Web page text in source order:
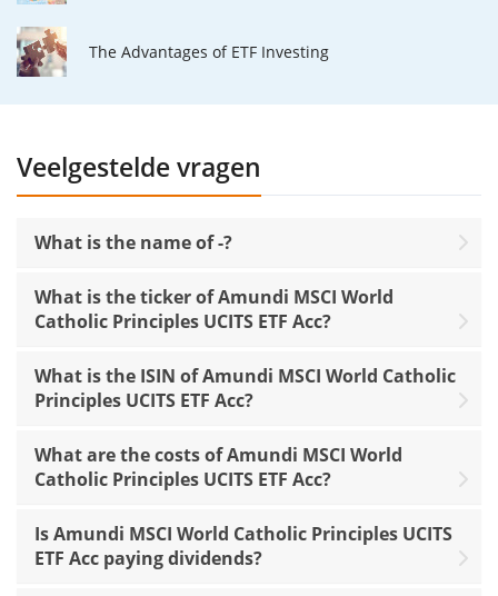
The Advantages of ETF Investing
Veelgestelde vragen
What is the name of -?
What is the ticker of Amundi MSCI World
Catholic Principles UCITS ETF Acc?
What is the ISIN of Amundi MSCI World Catholic
Principles UCITS ETF Acc?
What are the costs of Amundi MSCI World
Catholic Principles UCITS ETF Acc?
Is Amundi MSCI World Catholic Principles UCITS
ETF Acc paying dividends?